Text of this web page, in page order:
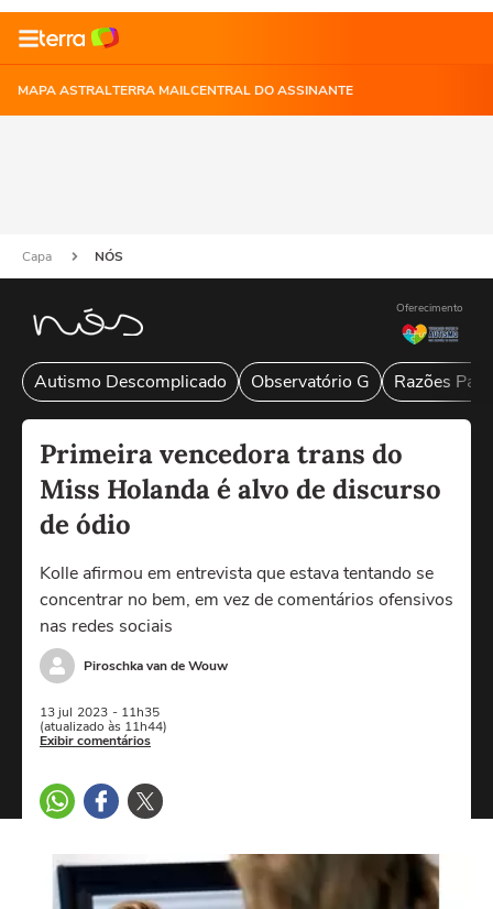
MAPA ASTRALTERRA MAILCENTRAL DO ASSINANTE
Capa NÓS
Oferecimento
Autismo Descomplicado Observatório G Razões
Primeira vencedora trans do
Miss Holanda é alvo de discurso
de ódio
Kolle afirmou em entrevista que estava tentando se
concentrar no bem, em vez de comentários ofensivos
nas redes sociais
Piroschka van de Wouw
13 jul 2023 - 11h35
(atualizado às 11h44)
Exibir comentários